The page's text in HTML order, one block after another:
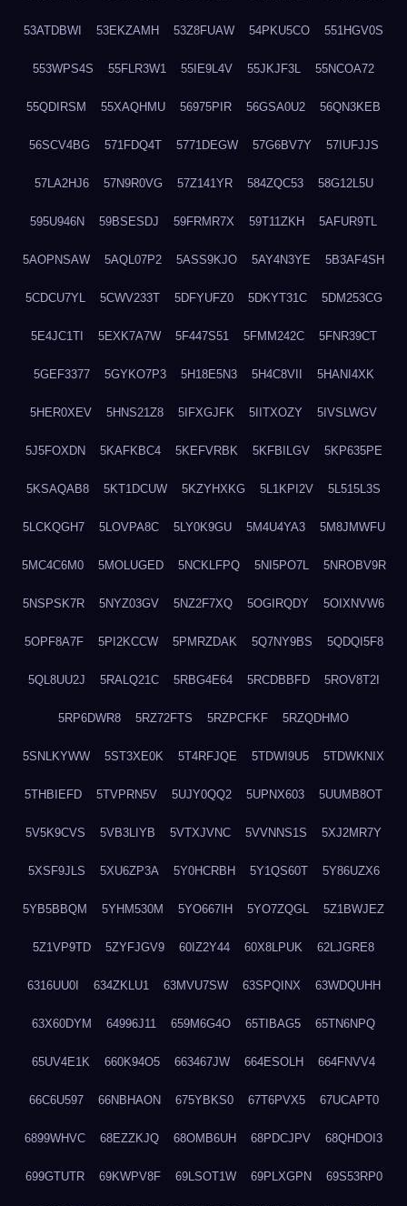
53ATDBWI 53EKZAMH 53Z8FUAW 54PKU5CO 551HGV0S
553WPS4S 55FLR3W1 55IE9L4V 55JKJF3L 55NCOA72
55QDIRSM 55XAQHMU 56975PIR 56GSA0U2 56QN3KEB
56SCV4BG 571FDQ4T 5771DEGW 57G6BV7Y 57IUFJJS
57LA2HJ6 57N9R0VG 57Z141YR 584ZQC53 58G12L5U
595U946N 59BSESDJ 59FRMR7X 59T11ZKH 5AFUR9TL
5AOPNSAW 5AQL07P2 5ASS9KJO 5AY4N3YE 5B3AF4SH
5CDCU7YL 5CWV233T 5DFYUFZ0 5DKYT31C 5DM253CG
5E4JC1TI 5EXK7A7W 5F447S51 5FMM242C 5FNR39CT
5GEF3377 5GYKO7P3 5H18E5N3 5H4C8VII 5HANI4XK
5HER0XEV 5HNS21Z8 5IFXGJFK 5IITXOZY 5IVSLWGV
5J5FOXDN 5KAFKBC4 5KEFVRBK 5KFBILGV 5KP635PE
5KSAQAB8 5KT1DCUW 5KZYHXKG 5L1KPI2V 5L515L3S
5LCKQGH7 5LOVPA8C 5LY0K9GU 5M4U4YA3 5M8JMWFU
5MC4C6M0 5MOLUGED 5NCKLFPQ 5NI5PO7L 5NROBV9R
5NSPSK7R 5NYZ03GV 5NZ2F7XQ 5OGIRQDY 5OIXNVW6
5OPF8A7F 5PI2KCCW 5PMRZDAK 5Q7NY9BS 5QDQI5F8
5QL8UU2J 5RALQ21C 5RBG4E64 5RCDBBFD 5ROV8T2I
5RP6DWR8 5RZ72FTS 5RZPCFKF 5RZQDHMO
5SNLKYWW 5ST3XE0K 5T4RFJQE 5TDWI9U5 5TDWKNIX
5THBIEFD 5TVPRN5V 5UJY0QQ2 5UPNX603 5UUMB8OT
5V5K9CVS 5VB3LIYB 5VTXJVNC 5VVNNS1S 5XJ2MR7Y
5XSF9JLS 5XU6ZP3A 5Y0HCRBH 5Y1QS60T 5Y86UZX6
5YB5BBQM 5YHM530M 5YO667IH 5YO7ZQGL 5Z1BWJEZ
5Z1VP9TD 5ZYFJGV9 60IZ2Y44 60X8LPUK 62LJGRE8
6316UU0I 634ZKLU1 63MVU7SW 63SPQINX 63WDQUHH
63X60DYM 64996J11 659M6G4O 65TIBAG5 65TN6NPQ
65UV4E1K 660K94O5 663467JW 664ESOLH 664FNVV4
66C6U597 66NBHAON 675YBKS0 67T6PVX5 67UCAPT0
6899WHVC 68EZZKJQ 68OMB6UH 68PDCJPV 68QHDOI3
699GTUTR 69KWPV8F 69LSOT1W 69PLXGPN 69S53RP0